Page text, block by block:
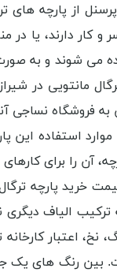
از پارچه های
کار دارند، یا در
می شوند و
مانتویی در
به فروشگاه نساجی
استفاده این
آن را برای
پارچه ترگال
الیاف
اعتبار کارخانه
بین رنگ های